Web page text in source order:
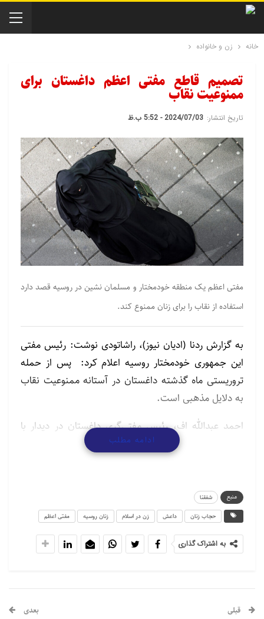
خانه زن و خانواده
تصمیم قاطع مفتی اعظم داغستان برای
ممنوعیت نقاب
تاریخ انتشار: 2024/07/03 - 5:52 ب.ظ
مفتی اعظم یک منطقه خودمختار و مسلمان نشین در روسیه قصد دارد
استفاده از نقاب را برای زنان ممنوع کند.
به گزارش ردنا (ادیان نیوز)، راشاتودی نوشت: رئیس مفتی
این جمهوری خودمختار روسیه اعلام کرد: پس از حمله
تروریستی ماه گذشته داغستان در آستانه ممنوعیت نقاب
به دلایل مذهبی است.
احمد عبدالله اف، رئیس مفتی‌گری داغستان در دیدار با
سرگئی ملیکوف، رئیس منطقه گفت: «مفتی داغستان به
زودی فتوایی مبنی بر تحریم نقاب صادر خواهد کرد».
ممکن است با تصمیم او مخالف باشند، اما گفت که او
چندان به نظر آنها اهمیت نمی دهد.
مطالب مرتبط
ادامه مطلب
منبع
شفقنا
حجاب زنان
داعش زن در اسلام زنان روسیه مفتی اعظم
به اشتراک گذاری
قبلی بعدی